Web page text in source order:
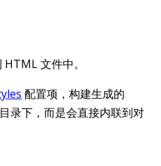
文件中。
配置项，构建生成的
录下，而是会直接内联到对